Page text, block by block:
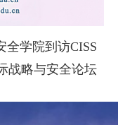
全学院到访CISS
战略与安全论坛